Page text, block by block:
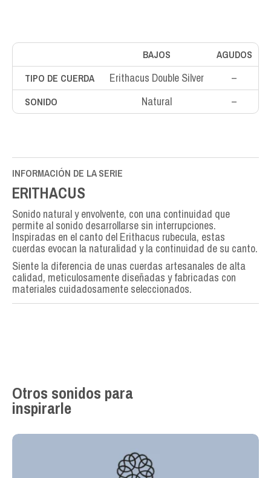
BAJOS
AGUDOS
TIPO DE CUERDA
Erithacus Double Silver –
SONIDO Natural –
INFORMACIÓN DE LA SERIE
ERITHACUS
Sonido natural y envolvente, con una continuidad que
permite al sonido desarrollarse sin interrupciones.
Inspiradas en el canto del Erithacus rubecula, estas
cuerdas evocan la naturalidad y la continuidad de su canto.
Siente la diferencia de unas cuerdas artesanales de alta
calidad, meticulosamente diseñadas y fabricadas con
materiales cuidadosamente seleccionados.
Otros sonidos para
inspirarle